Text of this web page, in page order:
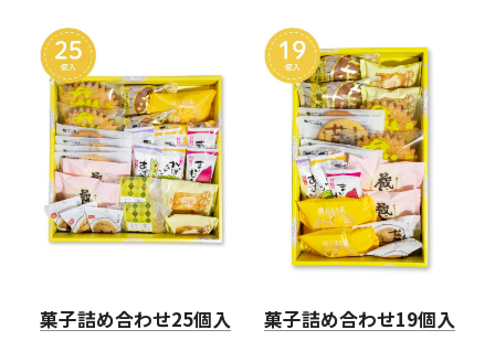
菓子詰め合わせ25個入 菓子詰め合わせ19個入